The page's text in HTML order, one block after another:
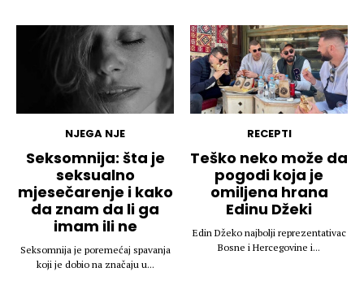
NJEGA NJE
Seksomnija: šta je
seksualno
mjesečarenje i kako
da znam da li ga
imam ili ne
Seksomnija je poremećaj spavanja
koji je dobio na značaju u...
RECEPTI
Teško neko može da
pogodi koja je
omiljena hrana
Edinu Džeki
Edin Džeko najbolji reprezentativac
Bosne i Hercegovine i...